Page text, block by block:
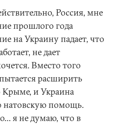
Россия, мне
прошлого года
на Украину падает, что
не дает
Вместо того
расширить
Крыме, и Украина
натовскую помощь.
я не думаю, что в